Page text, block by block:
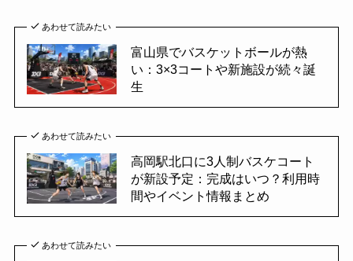
あわせて読みたい
富山県でバスケットボールが熱
い：3×3コートや新施設が続々誕
生
あわせて読みたい
高岡駅北口に3人制バスケコート
が新設予定：完成はいつ？利用時
間やイベント情報まとめ
あわせて読みたい